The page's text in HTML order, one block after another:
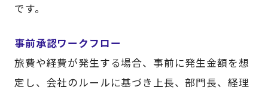
です。
事前承認ワークフロー
旅費や経費が発生する場合、事前に発生金額を想
定し、会社のルールに基づき上長、部門長、経理